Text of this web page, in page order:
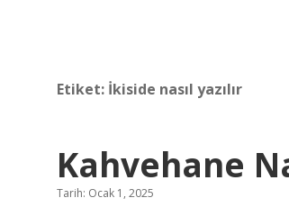
Etiket: İkiside nasıl yazılır
Kahvehane
Tarih: Ocak 1, 2025